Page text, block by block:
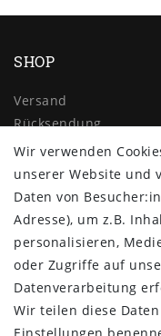
SHOP
Versand
Rücksendung
Widerrufs­recht
Impressum
Daten­schutz­erklärung
AGB
Kontakt
ZAHLUNG &
Wir verwenden
unserer Website und
Daten von
Adresse), um z.B.
personalisieren,
oder Zugriffe auf
Datenverarbeitung
Wir teilen diese